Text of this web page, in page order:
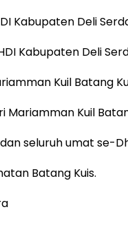
Kabupaten Deli
Kabupaten Deli
Kuil Batang
Mariamman Kuil
seluruh umat se-
Batang Kuis.